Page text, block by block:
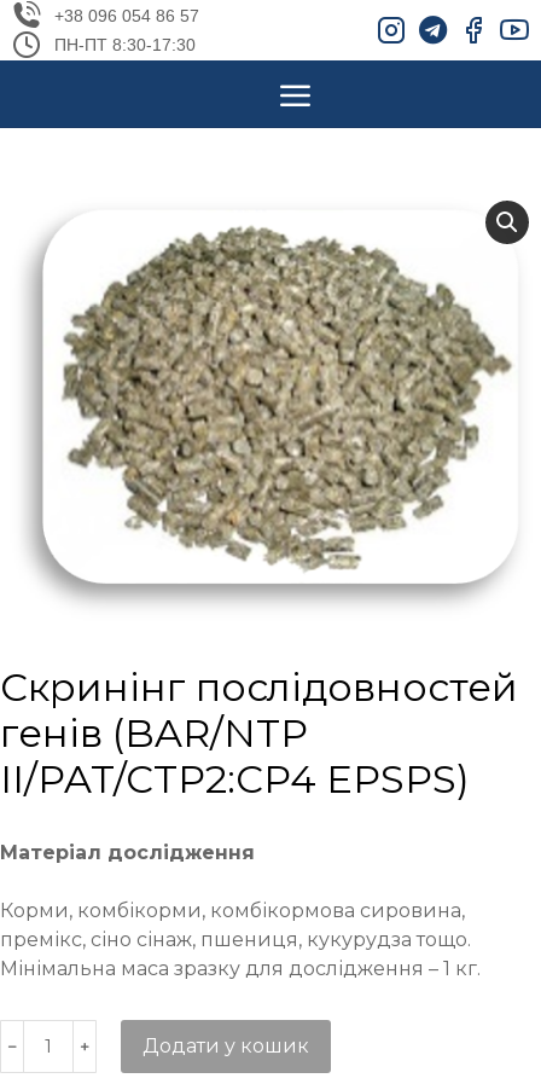
+38 096 054 86 57
ПН-ПТ 8:30-17:30
Cкринінг послідовностей
генів (BAR/NTP
II/PAT/CTP2:CP4 EPSPS)
Матеріал дослідження
Корми, комбікорми, комбікормова сировина,
премікс, сіно сінаж, пшениця, кукурудза тощо.
Мінімальна маса зразку для дослідження – 1 кг.
Додати у кошик